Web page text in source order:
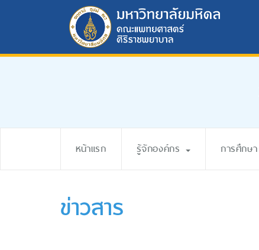
หน้าแรก รู้จักองค์กร การศึกษา
ข่าวสาร